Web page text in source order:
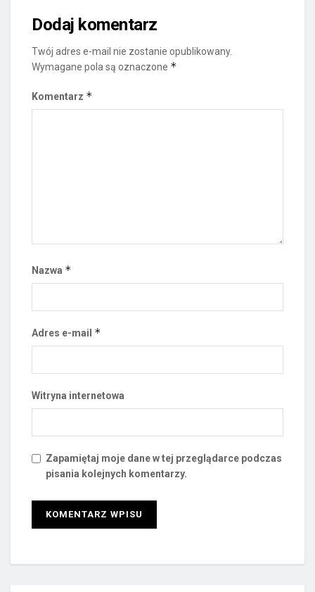
Dodaj komentarz
Twój adres e-mail nie zostanie opublikowany.
Wymagane pola są oznaczone *
Komentarz *
Nazwa *
Adres e-mail *
Witryna internetowa
Zapamiętaj moje dane w tej przeglądarce podczas
pisania kolejnych komentarzy.